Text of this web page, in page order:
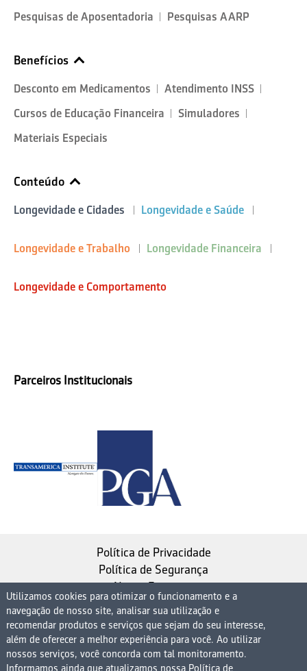
Pesquisas de Aposentadoria
Pesquisas AARP
Benefícios
Desconto em Medicamentos
Atendimento INSS
Cursos de Educação Financeira
Simuladores
Materiais Especiais
Conteúdo
Longevidade e Cidades Longevidade e Saúde
Longevidade e Trabalho Longevidade Financeira
Longevidade e Comportamento
Parceiros Institucionais
Política de Privacidade
Política de Segurança
Nosso Estatuto
Instituto de Longevidade MAG, uma empresa do
Grupo MAG
| CNPJ 08.474.765/0001-75
Utilizamos cookies para otimizar o funcionamento e a
navegação de nosso site, analisar sua utilização e
recomendar produtos e serviços que sejam do seu interesse,
além de oferecer a melhor experiência para você. Ao utilizar
nossos serviços, você concorda com tal monitoramento.
Informamos ainda que atualizamos nossa Política de